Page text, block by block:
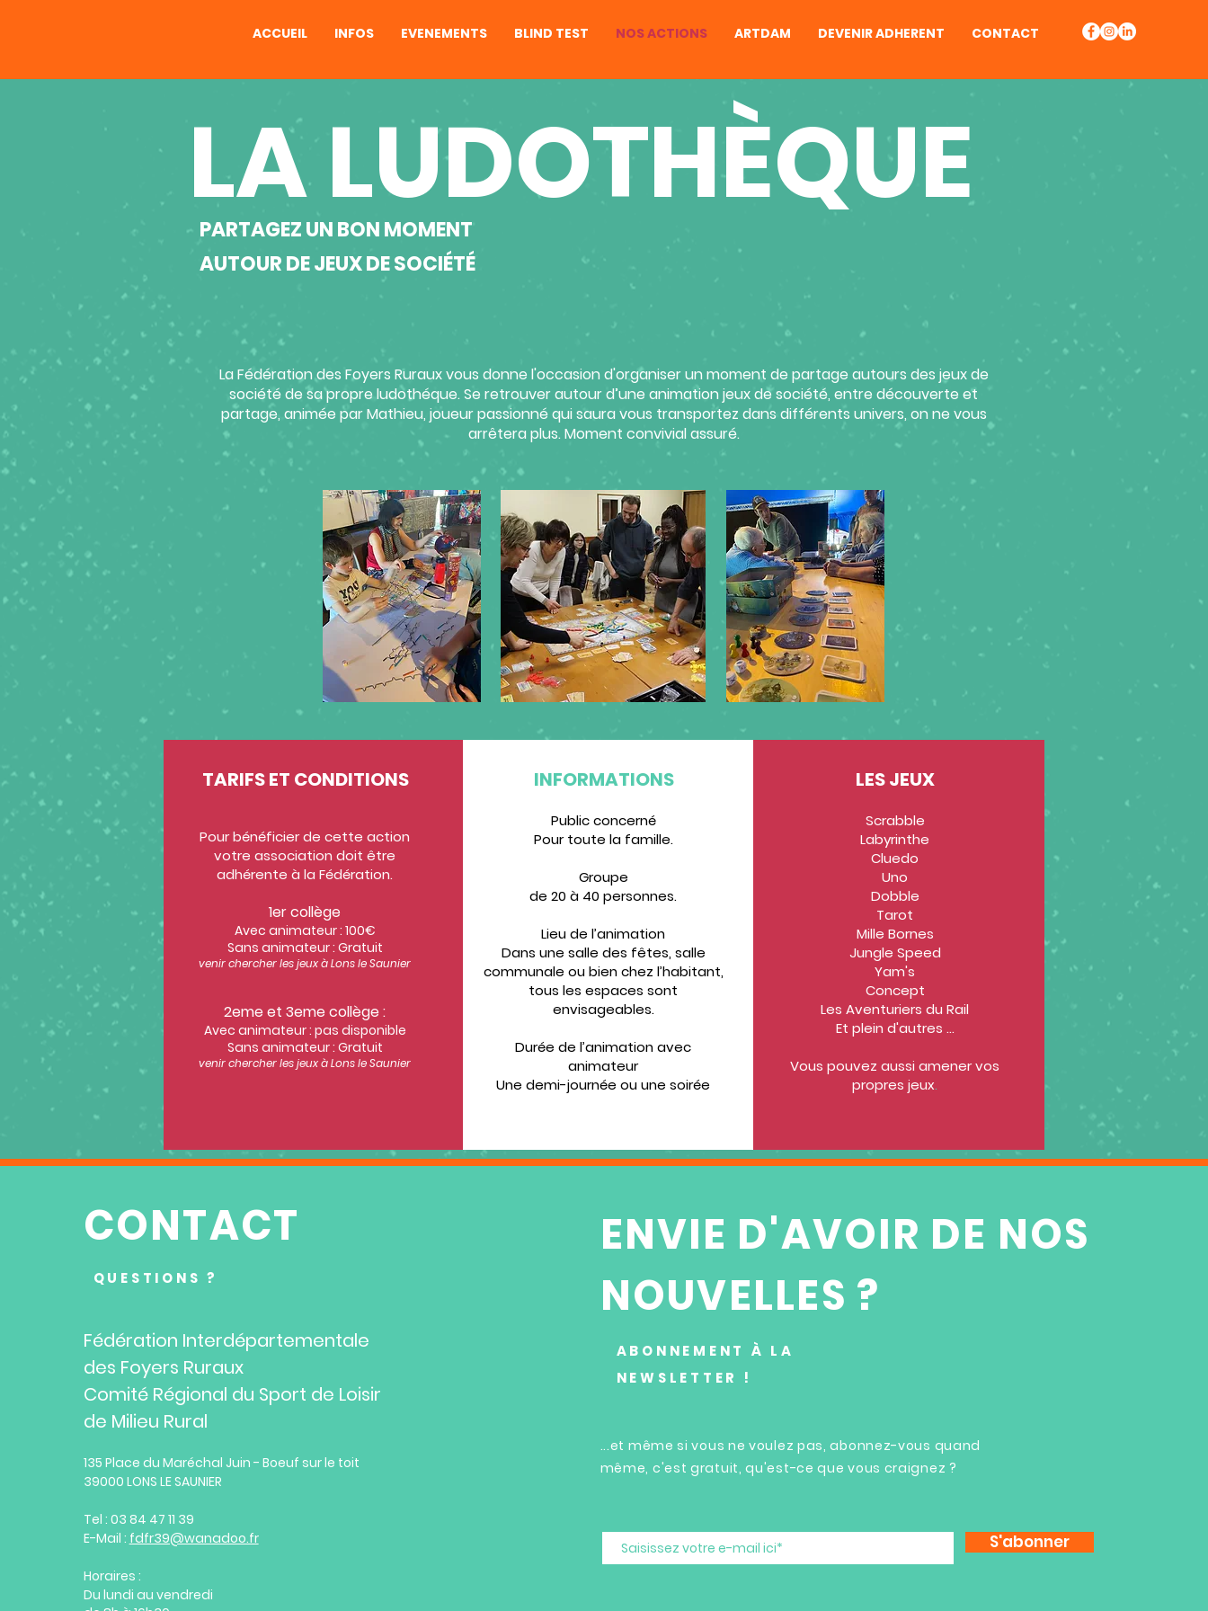
ACCUEIL INFOS EVENEMENTS BLIND TEST NOS ACTIONS ARTDAM DEVENIR ADHERENT CONTACT
LA LUDOTHÈQUE
PARTAGEZ UN BON MOMENT
AUTOUR DE JEUX DE SOCIÉTÉ
La Fédération des Foyers Ruraux vous donne l'occasion d'organiser un moment de partage autours des jeux de
société de sa propre ludothéque. Se retrouver autour d’une animation jeux de société, entre découverte et
partage, animée par Mathieu, joueur passionné qui saura vous transportez dans différents univers, on ne vous
arrêtera plus. Moment convivial assuré.
TARIFS ET CONDITIONS
Pour bénéficier de cette action
votre association doit être
adhérente à la Fédération.
1er collège
Avec animateur : 100€
Sans animateur : Gratuit
venir chercher les jeux à Lons le Saunier
2eme et 3eme collège :
Avec animateur : pas disponible
Sans animateur : Gratuit
venir chercher les jeux à Lons le Saunier
INFORMATIONS
Public concerné
Pour toute la famille.
Groupe
de 20 à 40 personnes.
Lieu de l’animation
Dans une salle des fêtes, salle
communale ou bien chez l’habitant,
tous les espaces sont
envisageables.
Durée de l’animation avec
animateur
Une demi-journée ou une soirée
LES JEUX
Scrabble
Labyrinthe
Cluedo
Uno
Dobble
Tarot
Mille Bornes
Jungle Speed
Yam's
Concept
Les Aventuriers du Rail
Et plein d'autres ...
Vous pouvez aussi amener vos
propres jeux.
CONTACT
QUESTIONS ?
Fédération Interdépartementale
des Foyers Ruraux
Comité Régional du Sport de Loisir
de Milieu Rural
135 Place du Maréchal Juin - Boeuf sur le toit
39000 LONS LE SAUNIER
Tel : 03 84 47 11 39
E-Mail : fdfr39@wanadoo.fr
Horaires :
Du lundi au vendredi
ENVIE D'AVOIR DE NOS
NOUVELLES ?
ABONNEMENT À LA
NEWSLETTER !
...et même si vous ne voulez pas, abonnez-vous quand
même, c'est gratuit, qu'est-ce que vous craignez ?
S'abonner